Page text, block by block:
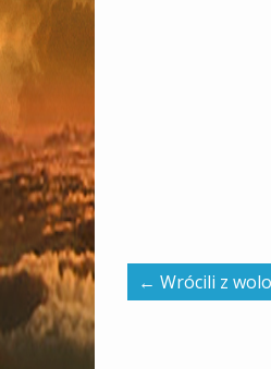
← Wrócili z